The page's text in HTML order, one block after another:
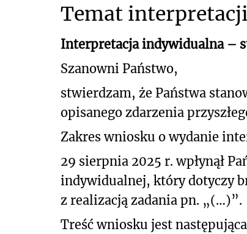
Temat interpretacji
Interpretacja indywidualna –
Szanowni Państwo,
stwierdzam, że Państwa
opisanego zdarzenia
Zakres wniosku o wydanie
29 sierpnia 2025 r. wpłynął
indywidualnej, który dotyczy
z realizacją zadania pn. „(…)”.
Treść wniosku jest